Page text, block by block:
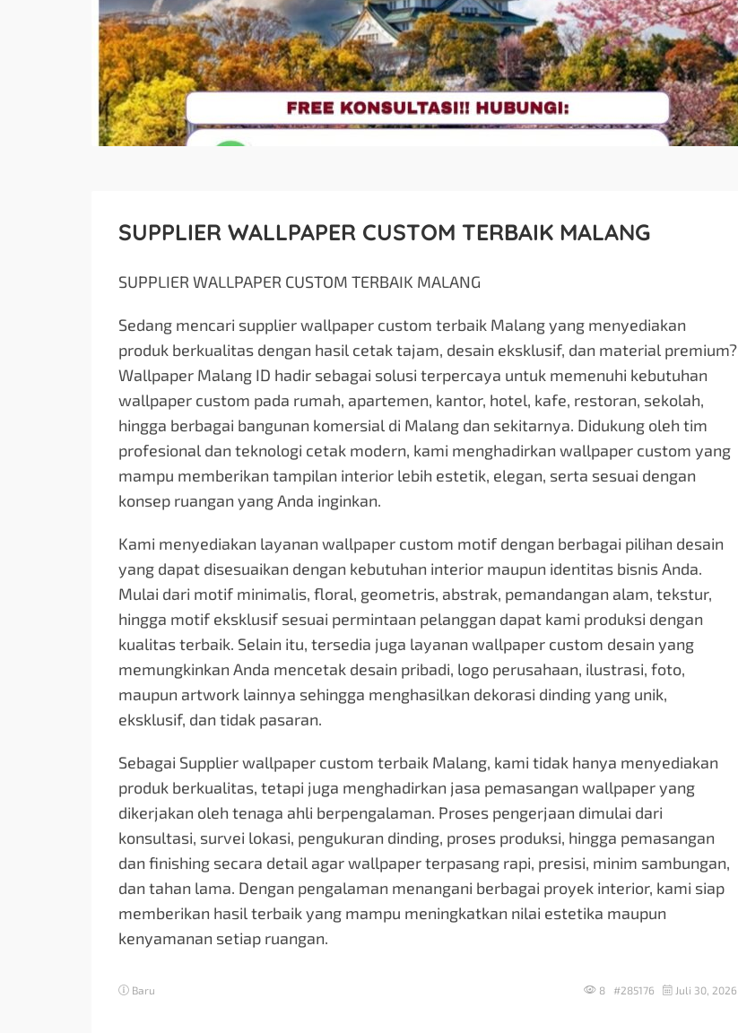
SUPPLIER WALLPAPER CUSTOM TERBAIK MALANG
SUPPLIER WALLPAPER CUSTOM TERBAIK MALANG
Sedang mencari supplier wallpaper custom terbaik Malang yang menyediakan
produk berkualitas dengan hasil cetak tajam, desain eksklusif, dan material premium?
Wallpaper Malang ID hadir sebagai solusi terpercaya untuk memenuhi kebutuhan
wallpaper custom pada rumah, apartemen, kantor, hotel, kafe, restoran, sekolah,
hingga berbagai bangunan komersial di Malang dan sekitarnya. Didukung oleh tim
profesional dan teknologi cetak modern, kami menghadirkan wallpaper custom yang
mampu memberikan tampilan interior lebih estetik, elegan, serta sesuai dengan
konsep ruangan yang Anda inginkan.
Kami menyediakan layanan wallpaper custom motif dengan berbagai pilihan desain
yang dapat disesuaikan dengan kebutuhan interior maupun identitas bisnis Anda.
Mulai dari motif minimalis, floral, geometris, abstrak, pemandangan alam, tekstur,
hingga motif eksklusif sesuai permintaan pelanggan dapat kami produksi dengan
kualitas terbaik. Selain itu, tersedia juga layanan wallpaper custom desain yang
memungkinkan Anda mencetak desain pribadi, logo perusahaan, ilustrasi, foto,
maupun artwork lainnya sehingga menghasilkan dekorasi dinding yang unik,
eksklusif, dan tidak pasaran.
Sebagai Supplier wallpaper custom terbaik Malang, kami tidak hanya menyediakan
produk berkualitas, tetapi juga menghadirkan jasa pemasangan wallpaper yang
dikerjakan oleh tenaga ahli berpengalaman. Proses pengerjaan dimulai dari
konsultasi, survei lokasi, pengukuran dinding, proses produksi, hingga pemasangan
dan finishing secara detail agar wallpaper terpasang rapi, presisi, minim sambungan,
dan tahan lama. Dengan pengalaman menangani berbagai proyek interior, kami siap
memberikan hasil terbaik yang mampu meningkatkan nilai estetika maupun
kenyamanan setiap ruangan.
Baru 8 #285176 Juli 30, 2026